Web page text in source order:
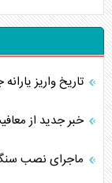
تاریخ واریز
خبر جدید از معافیت
ماجرای نصب